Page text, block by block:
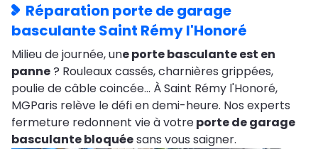
Réparation porte de garage
basculante Saint Rémy l'Honoré
Milieu de journée, une porte basculante est en
panne? Rouleaux cassés, charnières grippées,
poulie de câble coincée… À Saint Rémy l'Honoré,
MGParis relève le défi en demi-heure. Nos experts
fermeture redonnent vie à votreporte de garage
basculante bloquéesans vous saigner.